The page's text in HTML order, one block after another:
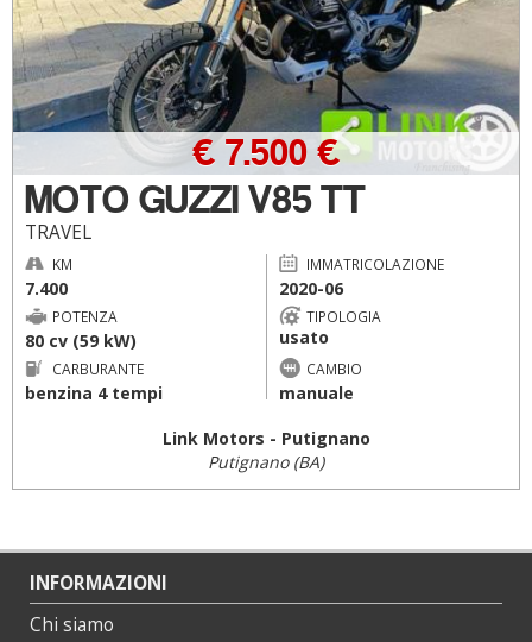
MOTO GUZZI V85 TT
TRAVEL
€ 7.500 €
KM
7.400
IMMATRICOLAZIONE
2020-06
POTENZA
80 cv (59 kW)
TIPOLOGIA
usato
CARBURANTE
benzina 4 tempi
CAMBIO
manuale
Link Motors - Putignano
Putignano (BA)
INFORMAZIONI
Chi siamo